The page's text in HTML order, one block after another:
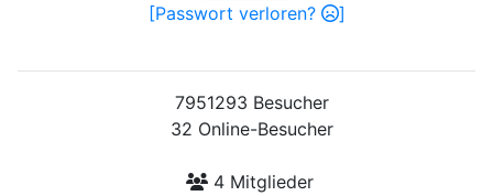
[Passwort verloren?
]
7951293 Besucher
32 Online-Besucher
4 Mitglieder